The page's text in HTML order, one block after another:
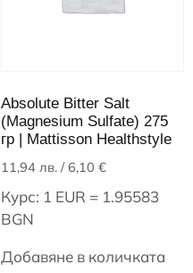
Absolute Bitter Salt
(Magnesium Sulfate) 275
гр | Mattisson Healthstyle
11,94 лв./ 6,10 €
Курс: 1 EUR = 1.95583
BGN
Добавяне в количката